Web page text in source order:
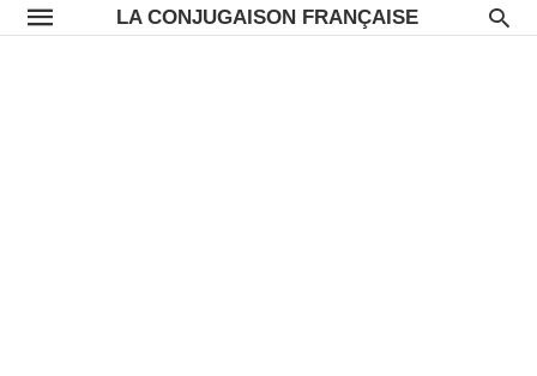
LA CONJUGAISON FRANÇAISE